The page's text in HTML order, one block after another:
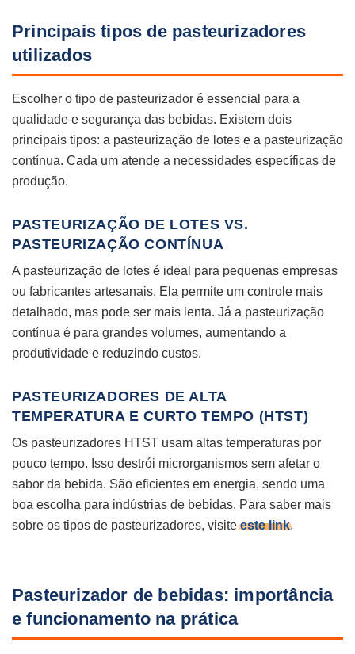
Principais tipos de pasteurizadores
utilizados
Escolher o tipo de pasteurizador é essencial para a
qualidade e segurança das bebidas. Existem dois
principais tipos: a pasteurização de lotes e a pasteurização
contínua. Cada um atende a necessidades específicas de
produção.
PASTEURIZAÇÃO DE LOTES VS.
PASTEURIZAÇÃO CONTÍNUA
A pasteurização de lotes é ideal para pequenas empresas
ou fabricantes artesanais. Ela permite um controle mais
detalhado, mas pode ser mais lenta. Já a pasteurização
contínua é para grandes volumes, aumentando a
produtividade e reduzindo custos.
PASTEURIZADORES DE ALTA
TEMPERATURA E CURTO TEMPO (HTST)
Os pasteurizadores HTST usam altas temperaturas por
pouco tempo. Isso destrói microrganismos sem afetar o
sabor da bebida. São eficientes em energia, sendo uma
boa escolha para indústrias de bebidas. Para saber mais
sobre os tipos de pasteurizadores, visiteeste link.
Pasteurizador de bebidas: importância
e funcionamento na prática